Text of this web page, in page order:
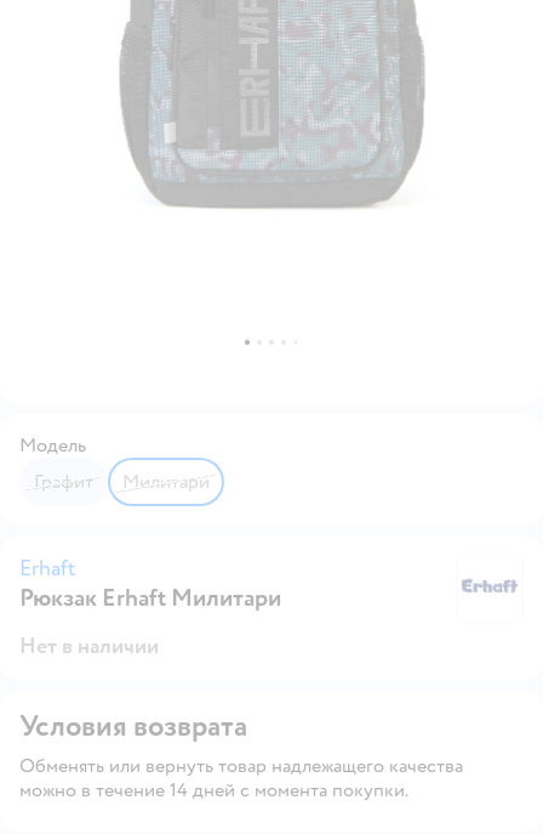
Модель
Графит
Милитари
Erhaft
Рюкзак Erhaft Милитари
Нет в наличии
Условия возврата
Обменять или вернуть товар надлежащего качества
можно в течение 14 дней с момента покупки.